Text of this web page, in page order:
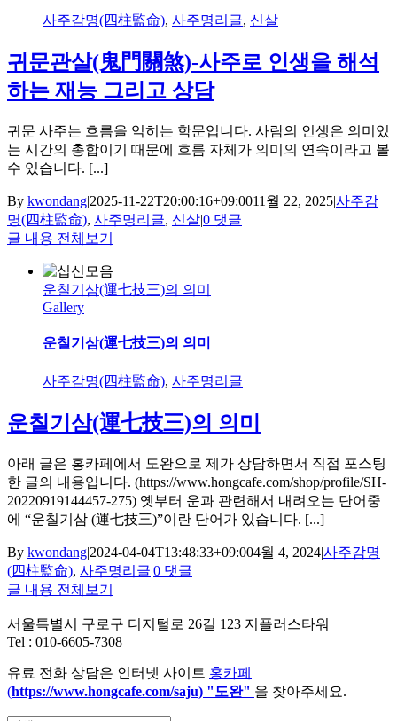
사주감명(四柱監命), 사주명리글, 신살
귀문관살(鬼門關煞)-사주로 인생을 해석
하는 재능 그리고 상담
귀문 사주는 흐름을 익히는 학문입니다. 사람의 인생은 의미있
는 시간의 총합이기 때문에 흐름 자체가 의미의 연속이라고 볼
수 있습니다. [...]
By kwondang|2025-11-22T20:00:16+09:0011월 22, 2025|사주감
명(四柱監命), 사주명리글, 신살|0 댓글
글 내용 전체보기
운칠기삼(運七技三)의 의미
Gallery
운칠기삼(運七技三)의 의미
사주감명(四柱監命), 사주명리글
운칠기삼(運七技三)의 의미
아래 글은 홍카페에서 도완으로 제가 상담하면서 직접 포스팅
한 글의 내용입니다. (https://www.hongcafe.com/shop/profile/SH-
20220919144457-275) 옛부터 운과 관련해서 내려오는 단어중
에 “운칠기삼 (運七技三)”이란 단어가 있습니다. [...]
By kwondang|2024-04-04T13:48:33+09:004월 4, 2024|사주감명
(四柱監命), 사주명리글|0 댓글
글 내용 전체보기
서울특별시 구로구 디지털로 26길 123 지플러스타워
Tel : 010-6605-7308
유료 전화 상담은 인터넷 사이트 홍카페
(https://www.hongcafe.com/saju) "도완" 을 찾아주세요.